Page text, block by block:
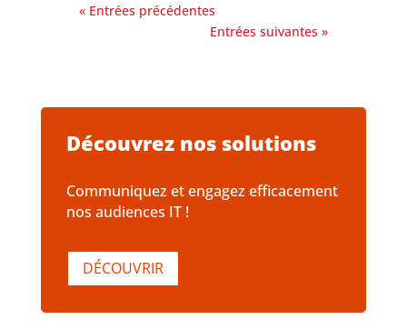
« Entrées précédentes
Entrées suivantes »
Découvrez nos solutions
Communiquez et engagez efficacement
nos audiences IT !
DÉCOUVRIR